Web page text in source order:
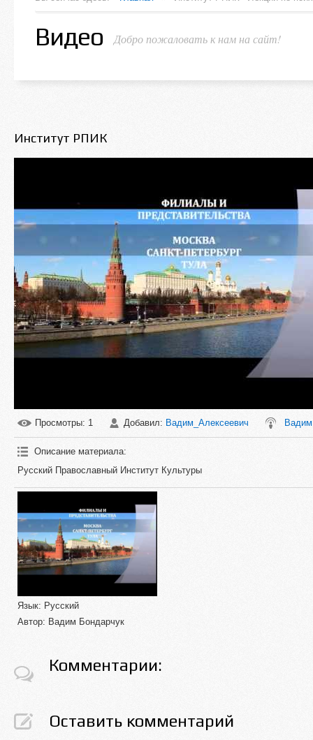
Видео Добро пожаловать к нам на сайт!
Институт РПИК
Просмотры: 1 Добавил: Вадим_Алексеевич Вадим
Описание материала:
Русский Православный Институт Культуры
Язык: Русский
Автор: Вадим Бондарчук
Комментарии:
Оставить комментарий